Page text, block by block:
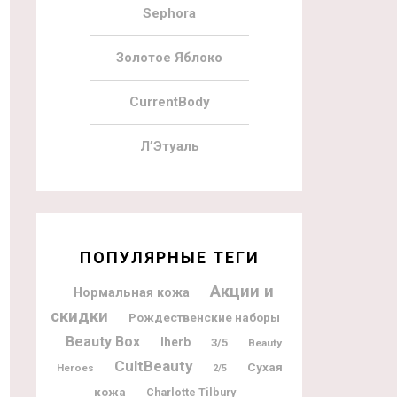
Sephora
Золотое Яблоко
CurrentBody
Л’Этуаль
ПОПУЛЯРНЫЕ ТЕГИ
Нормальная кожа
Акции и
скидки
Рождественские наборы
Beauty Box Iherb 3/5
Beauty
Heroes
CultBeauty 2/5
Сухая
кожа
Charlotte Tilbury